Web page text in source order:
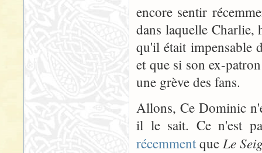
encore sentir
dans laquelle Charlie,
qu'il était impensable
et que si son ex-
une grève des fans.
Allons, Ce Dominic
il le sait. Ce n'est
récemmentque Le